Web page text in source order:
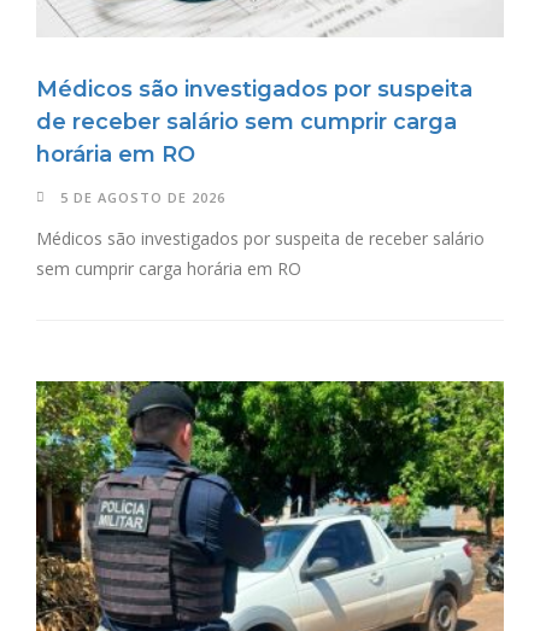
Médicos são investigados por suspeita
de receber salário sem cumprir carga
horária em RO
5 DE AGOSTO DE 2026
Médicos são investigados por suspeita de receber salário
sem cumprir carga horária em RO